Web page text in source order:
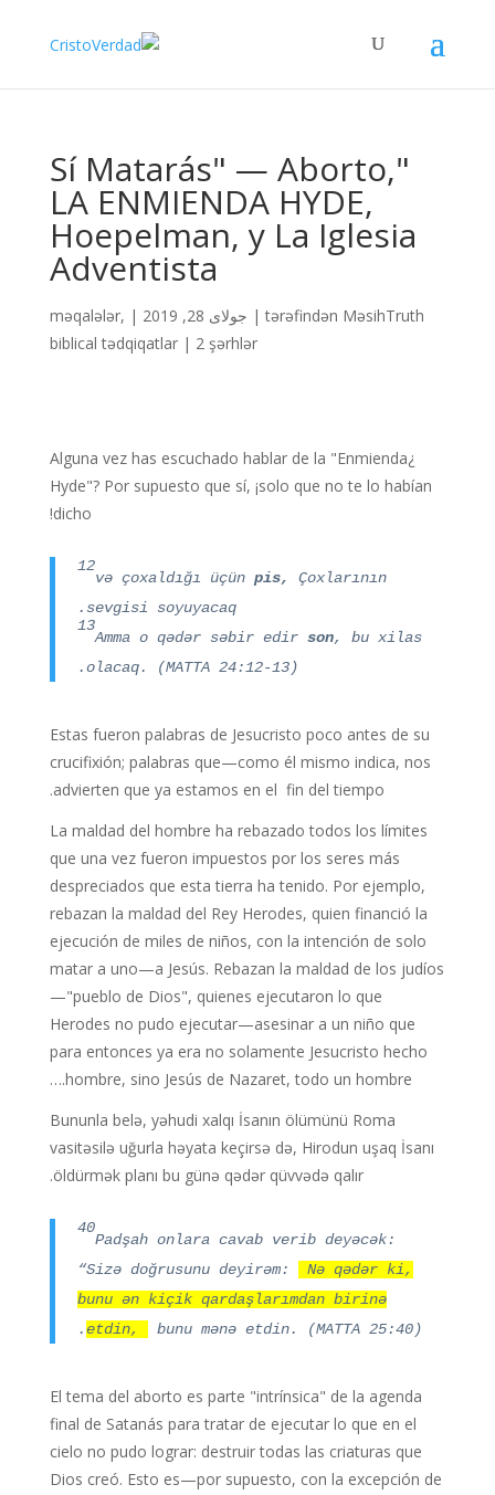
"Sí Matarás" — Aborto,
LA ENMIENDA HYDE,
Hoepelman, y La Iglesia
Adventista
tərəfindən MəsihTruth
| جولای 28, 2019 |
məqalələr,
biblical tədqiqatlar| 2 şərhlər
¿Alguna vez has escuchado hablar de la "Enmienda
Hyde"? Por supuesto que sí, ¡solo que no te lo habían
dicho!
12
və çoxaldığı üçün pis,
Çoxlarının
sevgisi soyuyacaq.
13
Amma o qədər səbir edir son, bu xilas
olacaq. (MATTA 24:12-13).
Estas fueron palabras de Jesucristo poco antes de su
crucifixión; palabras que—como él mismo indica, nos
advierten que ya estamos en el fin del tiempo.
La maldad del hombre ha rebazado todos los límites
que una vez fueron impuestos por los seres más
despreciados que esta tierra ha tenido. Por ejemplo,
rebazan la maldad del Rey Herodes, quien financió la
ejecución de miles de niños, con la intención de solo
matar a uno—a Jesús. Rebazan la maldad de los judíos
—"pueblo de Dios", quienes ejecutaron lo que
Herodes no pudo ejecutar—asesinar a un niño que
para entonces ya era no solamente Jesucristo hecho
hombre, sino Jesús de Nazaret, todo un hombre.…
Bununla belə, yəhudi xalqı İsanın ölümünü Roma
vasitəsilə uğurla həyata keçirsə də, Hirodun uşaq İsanı
öldürmək planı bu günə qədər qüvvədə qalır.
40
Padşah onlara cavab verib deyəcək:
“Sizə doğrusunu deyirəm:
Nə qədər ki,
bunu ən kiçik qardaşlarımdan birinə
etdin,
bunu mənə etdin. (MATTA 25:40).
El tema del aborto es parte "intrínsica" de la agenda
final de Satanás para tratar de ejecutar lo que en el
cielo no pudo lograr: destruir todas las criaturas que
Dios creó. Esto es—por supuesto, con la excepción de